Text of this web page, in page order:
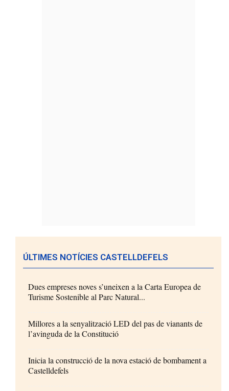
ÚLTIMES NOTÍCIES CASTELLDEFELS
Dues empreses noves s’uneixen a la Carta Europea de
Turisme Sostenible al Parc Natural...
Millores a la senyalització LED del pas de vianants de
l’avinguda de la Constitució
Inicia la construcció de la nova estació de bombament a
Castelldefels